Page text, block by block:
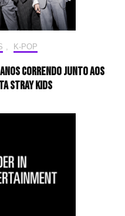
K-POP
correndo junto aos
Stray Kids